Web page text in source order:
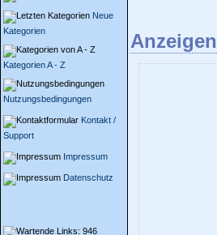
Neue
Kategorien
Kategorien A - Z
Nutzungsbedingungen
Kontakt /
Support
Impressum
Datenschutz
Anzeigen